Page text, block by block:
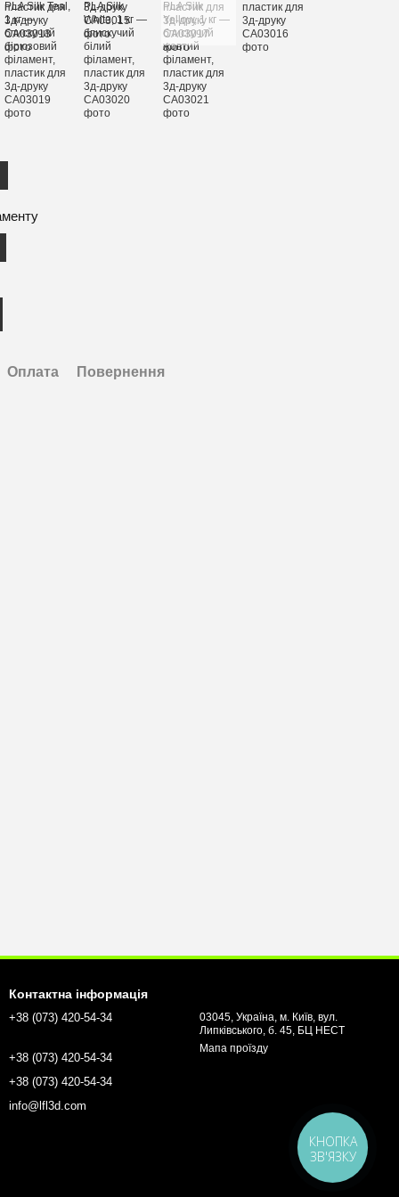
Оплата Повернення
Контактна інформація
+38 (073) 420-54-34
+38 (073) 420-54-34
+38 (073) 420-54-34
info@lfl3d.com
03045, Україна, м. Київ, вул.
Липківського, б. 45, БЦ НЕСТ
Мапа проїзду
КНОПКА
ЗВ'ЯЗКУ